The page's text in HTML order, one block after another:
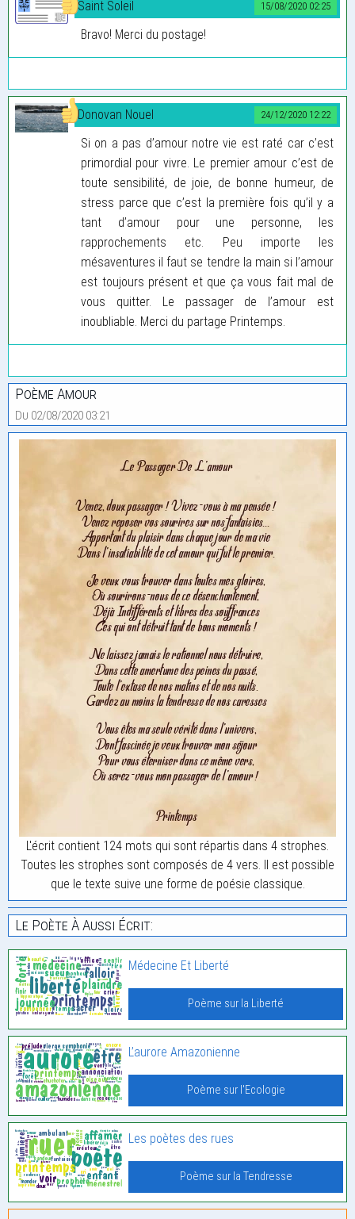
15/08/2020 02:25
Saint Soleil
Bravo! Merci du postage!
24/12/2020 12:22
Donovan Nouel
Si on a pas d’amour notre vie est raté car c’est
primordial pour vivre. Le premier amour c’est de
toute sensibilité, de joie, de bonne humeur, de
stress parce que c’est la première fois qu’il y a
tant d’amour pour une personne, les
rapprochements etc. Peu importe les
mésaventures il faut se tendre la main si l’amour
est toujours présent et que ça vous fait mal de
vous quitter. Le passager de l’amour est
inoubliable. Merci du partage Printemps.
Poème Amour
Du 02/08/2020 03:21
L'écrit contient 124 mots qui sont répartis dans 4 strophes.
Toutes les strophes sont composés de 4 vers. Il est possible
que le texte suive une forme de poésie classique.
Le Poète À Aussi Écrit:
Médecine Et Liberté
Poème sur la Liberté
L’aurore Amazonienne
Poème sur l'Ecologie
Les poètes des rues
Poème sur la Tendresse